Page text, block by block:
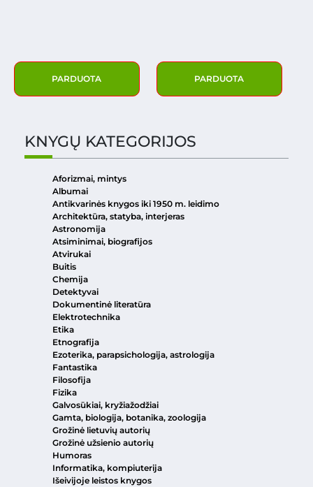
PARDUOTA PARDUOTA
KNYGŲ KATEGORIJOS
Aforizmai, mintys
Albumai
Antikvarinės knygos iki 1950 m. leidimo
Architektūra, statyba, interjeras
Astronomija
Atsiminimai, biografijos
Atvirukai
Buitis
Chemija
Detektyvai
Dokumentinė literatūra
Elektrotechnika
Etika
Etnografija
Ezoterika, parapsichologija, astrologija
Fantastika
Filosofija
Fizika
Galvosūkiai, kryžiažodžiai
Gamta, biologija, botanika, zoologija
Grožinė lietuvių autorių
Grožinė užsienio autorių
Humoras
Informatika, kompiuterija
Išeivijoje leistos knygos